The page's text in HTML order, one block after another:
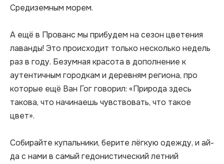
Средиземным морем.
А ещё в Прованс мы прибудем на сезон цветения
лаванды! Это происходит только несколько недель
раз в году. Безумная красота в дополнение к
аутентичным городкам и деревням региона, про
которые ещё Ван Гог говорил: «Природа здесь
такова, что начинаешь чувствовать, что такое
цвет».
Собирайте купальники, берите лёгкую одежду, и ай-
да с нами в самый гедонистический летний